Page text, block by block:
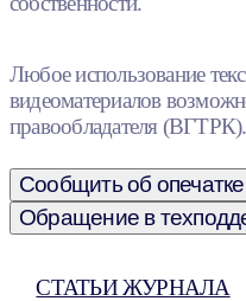
Любое использование
видеоматериалов
правообладателя (ВГТРК).
Сообщить об опечатке
Обращение в
СТАТЬИ ЖУРНАЛА